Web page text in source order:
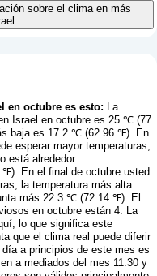
sobre el clima en más
en octubre es esto: La
Israel en octubre es 25 ℃ (77
baja es 17.2 ℃ (62.96 ℉). En
esperar mayor temperaturas,
está alrededor
En el final de octubre usted
la temperatura más alta
más 22.3 ℃ (72.14 ℉). El
en octubre están 4. La
lo que significa este
que el clima real puede diferir
a principios de este mes es
a mediados del mes 11:30 y